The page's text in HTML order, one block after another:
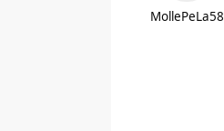
MollePeLa58